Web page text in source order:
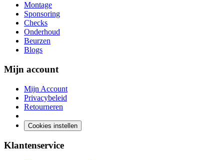
Montage
Sponsoring
Checks
Onderhoud
Beurzen
Blogs
Mijn account
Mijn Account
Privacybeleid
Retourneren
Cookies instellen
Klantenservice